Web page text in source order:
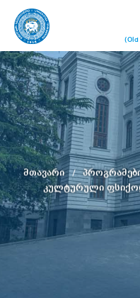
(Old
მთავარი
კულტურული